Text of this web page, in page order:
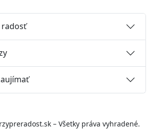
radosť
– Všetky práva vyhradené.